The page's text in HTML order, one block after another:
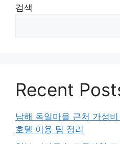
검색
Recent
남해 독일마을 근처 가성
호텔 이용 팁 정리